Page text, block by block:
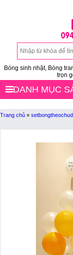
Bóng sinh nhật, Bóng
trọn
DANH MỤC
Trang chủ »